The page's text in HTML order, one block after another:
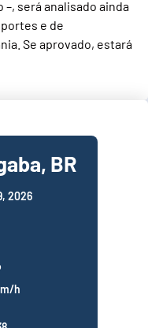
será analisado ainda
e de
Se aprovado, estará
BR
2026
h